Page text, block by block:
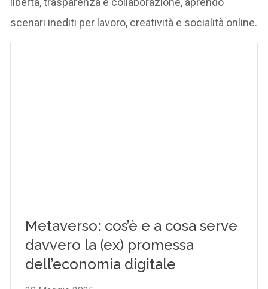
scenari inediti per lavoro, creatività e socialità online.